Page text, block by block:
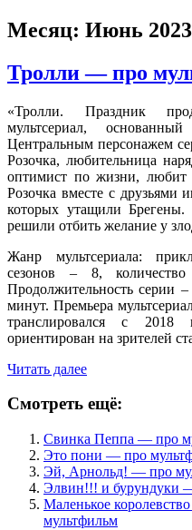
Месяц: Июнь 2023
Тролли — про
«Тролли. Праздник
мультсериал,
Центральным персонажем
Розочка, любительница
оптимист по жизни, любит
Розочка вместе с друзьями
которых утащили Брегены.
решили отбить желание у
Жанр мультсериала:
сезонов – 8,
Продолжительность серии
минут. Премьера
транслировался с
ориентирован на зрителей
Читать далее
Смотреть ещё:
Свинка Пеппа — про
Это пони — про
Эй, Арнольд! — про
Элвин!!! и бурундуки
Маленькое
мультфильм